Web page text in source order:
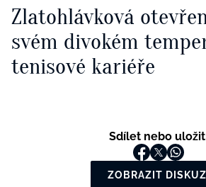
Zlatohlávková
svém divokém
tenisové kariéře
Sdílet nebo
ZOBRAZIT